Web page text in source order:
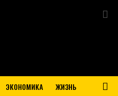
ЭКОНОМИКА ЖИЗНЬ